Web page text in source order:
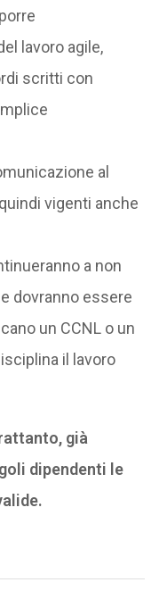
lavoro agile,
scritti con
al
vigenti anche
a non
dovranno essere
un CCNL o un
il lavoro
già
dipendenti le